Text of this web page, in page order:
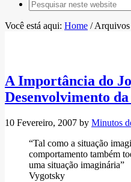
Você está aqui: Home /Arquivos
A Importância do
Desenvolvimento
10 Fevereiro, 2007 by Minutos
“Tal como a situação
comportamento também
uma situação imaginária”
Vygotsky